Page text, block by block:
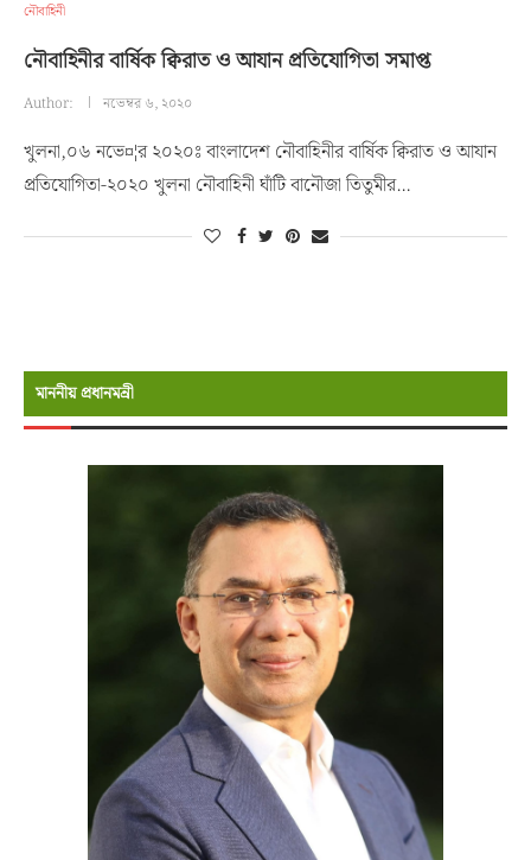
নৌবাহিনী
নৌবাহিনীর বার্ষিক ক্বিরাত ও আযান প্রতিযোগিতা সমাপ্ত
Author: নভেম্বর ৬, ২০২০
খুলনা,০৬ নভে¤¦র ২০২০ঃ বাংলাদেশ নৌবাহিনীর বার্ষিক ক্বিরাত ও আযান
প্রতিযোগিতা-২০২০ খুলনা নৌবাহিনী ঘাঁটি বানৌজা তিতুমীর…
মাননীয় প্রধানমন্রী